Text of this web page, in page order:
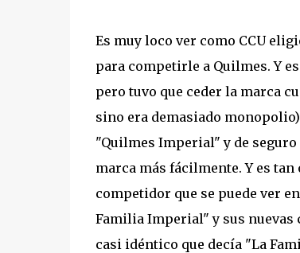
Es muy loco ver como CCU
para competirle a Quilmes. Y
pero tuvo que ceder la marca
sino era demasiado
"Quilmes Imperial" y de
marca más fácilmente. Y es
competidor que se puede ver
Familia Imperial" y sus nuevas
casi idéntico que decía "La